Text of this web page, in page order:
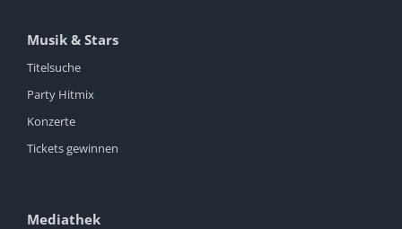
Musik & Stars
Titelsuche
Party Hitmix
Konzerte
Tickets gewinnen
Mediathek